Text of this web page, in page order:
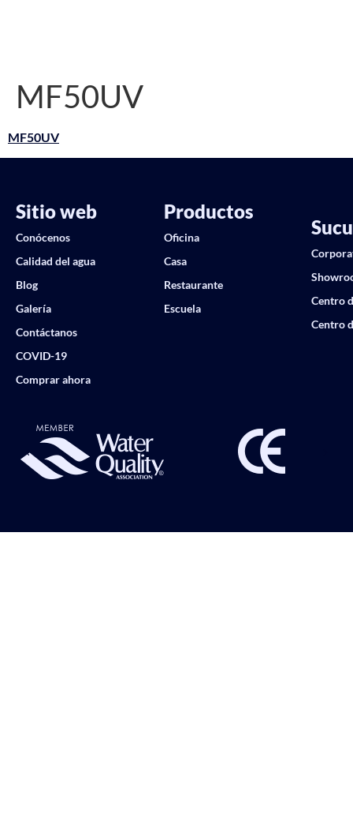
MF50UV
MF50UV
Sitio web
Conócenos
Calidad del agua
Blog
Galería
Contáctanos
COVID-19
Comprar ahora
Productos
Oficina
Casa
Restaurante
Escuela
Centro
Centro